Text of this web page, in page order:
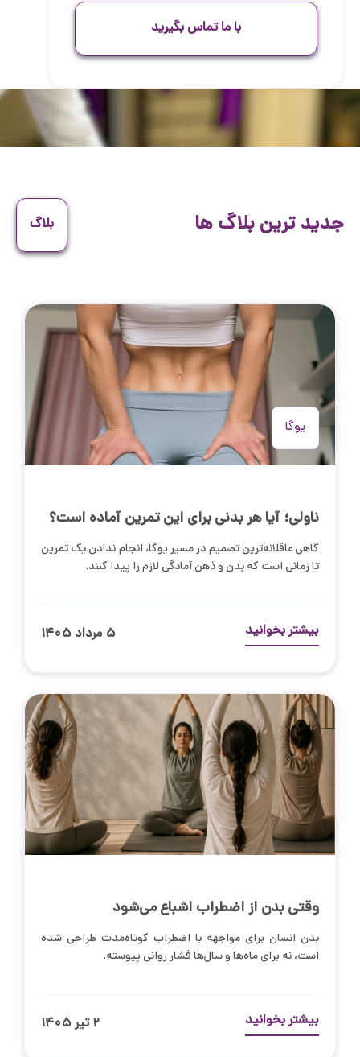
با ما تماس بگیرید
جدید ترین بلاگ ها بلاگ
یوگا
ناولی؛ آیا هر بدنی برای این تمرین آماده است؟
گاهی عاقلانه‌ترین تصمیم در مسیر یوگا، انجام ندادن یک تمرین
تا زمانی است که بدن و ذهن آمادگی لازم را پیدا کنند.
بیشتر بخوانید ۵ مرداد ۱۴۰۵
وقتی بدن از اضطراب اشباع می‌شود
بدن انسان برای مواجهه با اضطراب کوتاه‌مدت طراحی شده
است، نه برای ماه‌ها و سال‌ها فشار روانی پیوسته.
بیشتر بخوانید ۲ تیر ۱۴۰۵